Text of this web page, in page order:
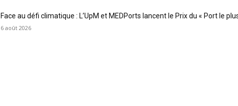
Face au défi climatique : L’UpM et MEDPorts lancent le Prix du « Port le
6 août 2026